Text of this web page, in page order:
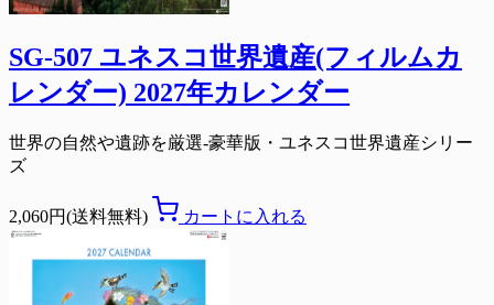
SG-507 ユネスコ世界遺産(フィルムカ
レンダー) 2027年カレンダー
世界の自然や遺跡を厳選-豪華版・ユネスコ世界遺産シリー
ズ
2,060円(送料無料) カートに入れる